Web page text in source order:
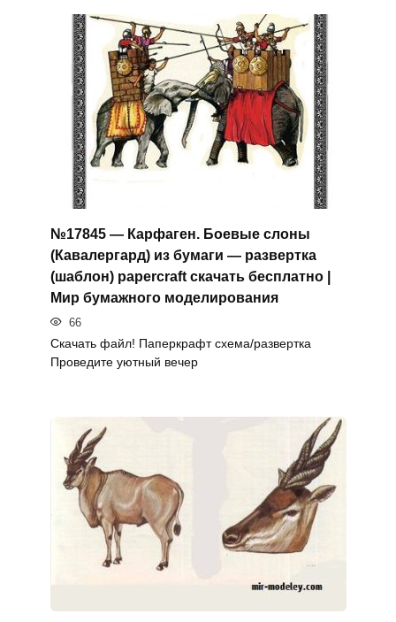
№17845 — Карфаген. Боевые слоны
(Кавалергард) из бумаги — развертка
(шаблон) papercraft скачать бесплатно |
Мир бумажного моделирования
66
Скачать файл! Паперкрафт схема/развертка
Проведите уютный вечер